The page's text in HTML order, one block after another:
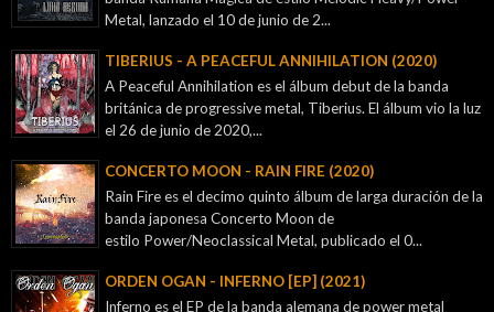
Metal, lanzado el 10 de junio de 2...
TIBERIUS - A PEACEFUL ANNIHILATION (2020)
A Peaceful Annihilation es el álbum debut de la banda
británica de progressive metal, Tiberius. El álbum vio la luz
el 26 de junio de 2020,...
CONCERTO MOON - RAIN FIRE (2020)
Rain Fire es el decimo quinto álbum de larga duración de la
banda japonesa Concerto Moon de
estilo Power/Neoclassical Metal, publicado el 0...
ORDEN OGAN - INFERNO [EP] (2021)
Inferno es el EP de la banda alemana de power metal